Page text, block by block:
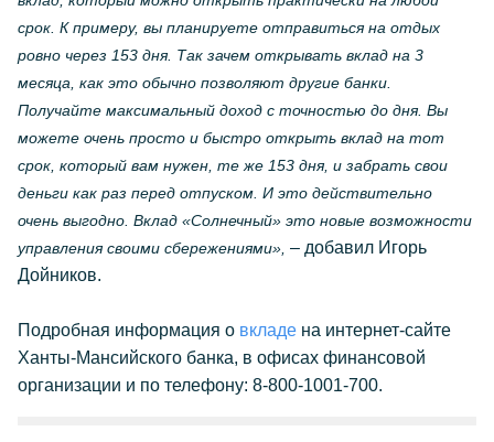
срок. К примеру, вы планируете отправиться на отдых
ровно через 153 дня. Так зачем открывать вклад на 3
месяца, как это обычно позволяют другие банки.
Получайте максимальный доход с точностью до дня. Вы
можете очень просто и быстро открыть вклад на тот
срок, который вам нужен, те же 153 дня, и забрать свои
деньги как раз перед отпуском. И это действительно
очень выгодно. Вклад «Солнечный» это новые возможности
управления своими сбережениями», – добавил Игорь
Дойников.
Подробная информация о вкладе на интернет-сайте
Ханты-Мансийского банка, в офисах финансовой
организации и по телефону: 8-800-1001-700.